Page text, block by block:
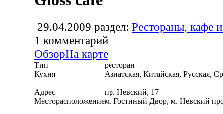
29.04.2009 раздел: Рестораны, кафе
1 комментарий
ОбзорНа карте
Тип
ресторан
Кухня
Азиатская, Китайская, Русская,
Адрес
пр. Невский, 17
Месторасположением. Гостиный Двор, м. Невский